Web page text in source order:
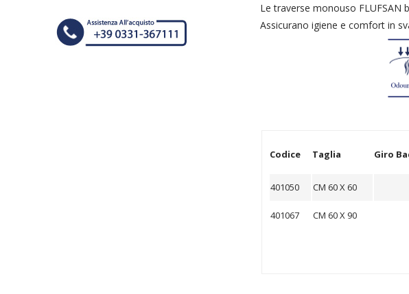
Le traverse monouso FLUFSAN
Assicurano igiene e comfort in
Codice Taglia Giro
401050 CM 60 X 60
401067 CM 60 X 90